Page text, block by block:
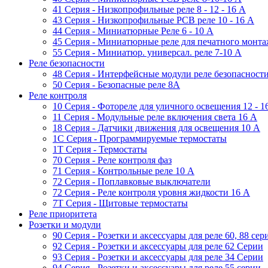
41 Серия - Низкопрофильные реле 8 - 12 - 16 A
43 Серия - Низкопрофильные PCB реле 10 - 16 A
44 Серия - Миниатюрные Реле 6 - 10 A
45 Серия - Миниатюрные реле для печатного
55 Cерия - Миниатюр. универсал. реле 7-10 A
Реле безопасности
48 Серия - Интерфейсные модули реле
50 Серия - Безопасные реле 8А
Реле контроля
10 Серия - Фотореле для уличного освещения 12 -
11 Серия - Модульные реле включения света 16 A
18 Серия - Датчики движения для освещения 10 A
1C Серия - Программируемые термостаты
1Т Серия - Термостаты
70 Серия - Реле контроля фаз
71 Серия - Контрольные реле 10 A
72 Серия - Поплавковые выключатели
72 Серия - Реле контроля уровня жидкости 16 А
7T Серия - Щитовые термостаты
Реле приоритета
Розетки и модули
90 Серия - Розетки и аксессуары для реле 60, 88
92 Серия - Розетки и аксессуары для реле 62 Серии
93 Серия - Розетки и аксессуары для реле 34 Серии